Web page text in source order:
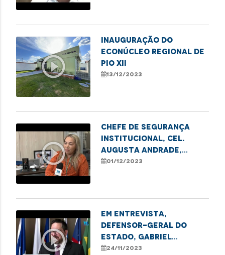
play_circle_outline
Inauguração do
Econúcleo Regional de
Pio XII
13/12/2023
play_circle_outline
Chefe de Segurança
Institucional, cel.
Augusta Andrade,
destaca aprovação de
ingresso de mulheres
01/12/2023
play_circle_outline
Em entrevista,
defensor-geral do
Estado, Gabriel
Furtado, fala sobre a
24/11/2023